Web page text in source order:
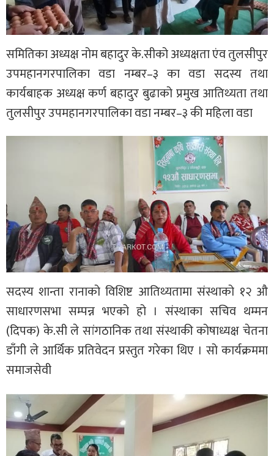
समितिका अध्यक्ष नोम बहादुर के.सीको अध्यक्षता एंव तुलसीपुर
उपमहानगरपालिका वडा नम्बर–३ का वडा सदस्य तथा
कार्यबाहक अध्यक्ष कर्ण बहादुर बुढाको प्रमुख आतिथ्यता तथा
तुलसीपुर उपमहानगरपालिका वडा नम्बर–३ की महिला वडा
सदस्य शान्ता रानाको विशिष्ट आतिथ्यतामा संस्थाको १२ औ
साधारणसभा सम्पन्न भएको हो । संस्थाका सचिव थम्मन
(दिपक) के.सी ले सांगठानिक तथा संस्थाकी कोषाध्यक्ष चेतना
डाँगी ले आर्थिक प्रतिवेदन प्रस्तुत गरेका थिए । सो कार्यक्रममा
समाजसेवी